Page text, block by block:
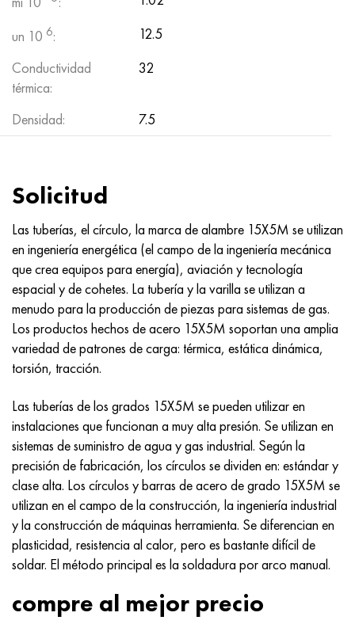
un 10 6:
12.5
Conductividad
térmica:
32
Densidad: 7.5
Solicitud
Las tuberías, el círculo, la marca de alambre 15X5M se utilizan
en ingeniería energética (el campo de la ingeniería mecánica
que crea equipos para energía), aviación y tecnología
espacial y de cohetes. La tubería y la varilla se utilizan a
menudo para la producción de piezas para sistemas de gas.
Los productos hechos de acero 15X5M soportan una amplia
variedad de patrones de carga: térmica, estática dinámica,
torsión, tracción.
Las tuberías de los grados 15X5M se pueden utilizar en
instalaciones que funcionan a muy alta presión. Se utilizan en
sistemas de suministro de agua y gas industrial. Según la
precisión de fabricación, los círculos se dividen en: estándar y
clase alta. Los círculos y barras de acero de grado 15X5M se
utilizan en el campo de la construcción, la ingeniería industrial
y la construcción de máquinas herramienta. Se diferencian en
plasticidad, resistencia al calor, pero es bastante difícil de
soldar. El método principal es la soldadura por arco manual.
compre al mejor precio